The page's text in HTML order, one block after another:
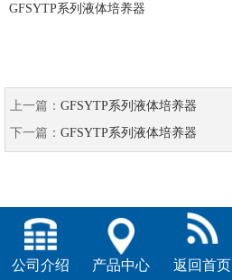
GFSYTP系列液体培养器
上一篇： GFSYTP系列液体培养器
下一篇： GFSYTP系列液体培养器
公司介绍 产品中心 返回首页